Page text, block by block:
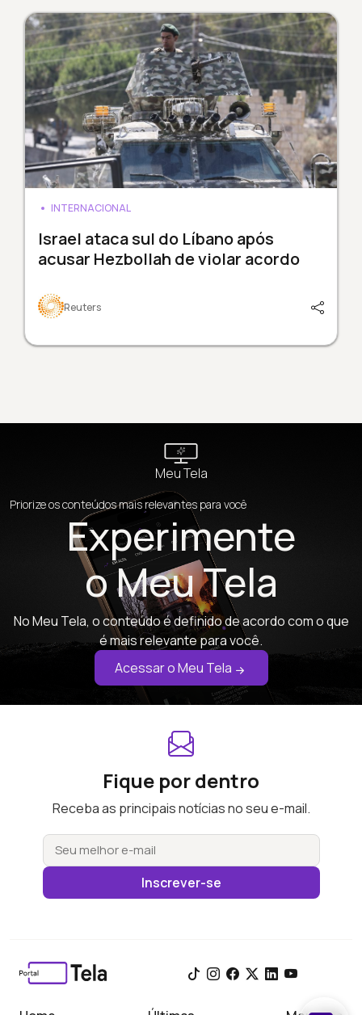
INTERNACIONAL
Israel ataca sul do Líbano após
acusar Hezbollah de violar acordo
Reuters
Meu Tela
Priorize os conteúdos mais relevantes para você
Experimente
o Meu Tela
No Meu Tela, o conteúdo é definido de acordo com o que
é mais relevante para você.
Acessar o Meu Tela
Fique por dentro
Receba as principais notícias no seu e-mail.
Inscrever-se